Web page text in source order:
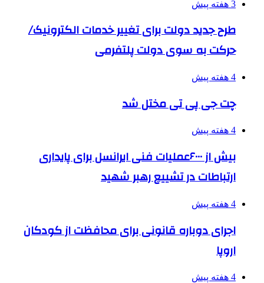
3 هفته پیش
طرح جدید دولت برای تغییر خدمات الکترونیک/
حرکت به سوی دولت پلتفرمی
4 هفته پیش
چت جی پی تی مختل شد
4 هفته پیش
بیش از ۶۰۰۰عملیات فنی ایرانسل برای پایداری
ارتباطات در تشییع رهبر شهید
4 هفته پیش
اجرای دوباره قانونی برای محافظت از کودکان
اروپا
4 هفته پیش